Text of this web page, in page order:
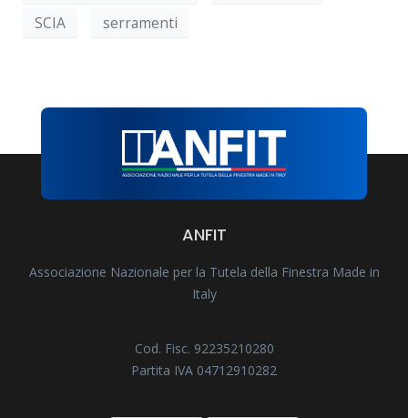
SCIA
serramenti
ANFIT
Associazione Nazionale per la Tutela della Finestra Made in
Italy
Cod. Fisc. 92235210280
Partita IVA 04712910282